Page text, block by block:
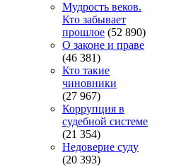
Мудрость веков.
Кто забывает
прошлое (52 890)
О законе и праве
(46 381)
Кто такие
чиновники
(27 967)
Коррупция в
судебной системе
(21 354)
Недоверие суду
(20 393)